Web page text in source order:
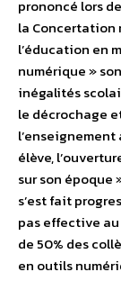
prononcé lors
la Concertation
l’éducation en
numérique »
inégalités
le décrochage
élève,
sur son époque
s’est fait
pas effective
de 50% des
en outils